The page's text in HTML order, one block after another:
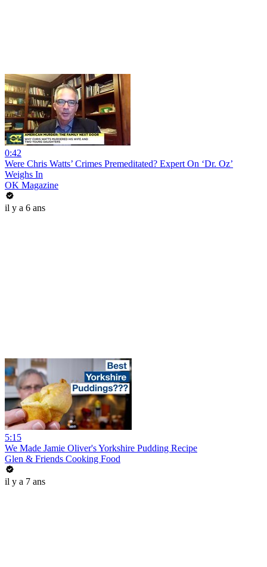
0:42
Were Chris Watts’ Crimes Premeditated? Expert On ‘Dr. Oz’
Weighs In
OK Magazine
il y a 6 ans
5:15
We Made Jamie Oliver's Yorkshire Pudding Recipe
Glen & Friends Cooking Food
il y a 7 ans